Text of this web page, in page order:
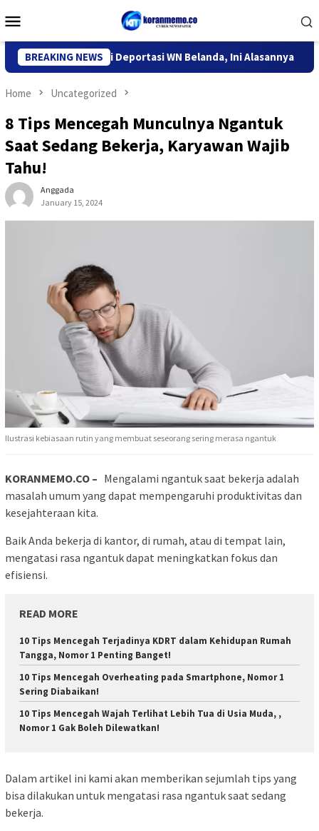
to
Menu
BREAKING NEWS
Kediri Deportasi WN Belanda, Ini Alasannya 9
Home Uncategorized
8 Tips Mencegah Munculnya Ngantuk
Saat Sedang Bekerja, Karyawan Wajib
Tahu!
Anggada
January 15, 2024
Ilustrasi kebiasaan rutin yang membuat seseorang sering merasa ngantuk
KORANMEMO.CO – Mengalami ngantuk saat bekerja adalah
masalah umum yang dapat mempengaruhi produktivitas dan
kesejahteraan kita.
Baik Anda bekerja di kantor, di rumah, atau di tempat lain,
mengatasi rasa ngantuk dapat meningkatkan fokus dan
efisiensi.
READ MORE
10 Tips Mencegah Terjadinya KDRT dalam Kehidupan Rumah
Tangga, Nomor 1 Penting Banget!
10 Tips Mencegah Overheating pada Smartphone, Nomor 1
Sering Diabaikan!
10 Tips Mencegah Wajah Terlihat Lebih Tua di Usia Muda, ,
Nomor 1 Gak Boleh Dilewatkan!
Dalam artikel ini kami akan memberikan sejumlah tips yang
bisa dilakukan untuk mengatasi rasa ngantuk saat sedang
bekerja.